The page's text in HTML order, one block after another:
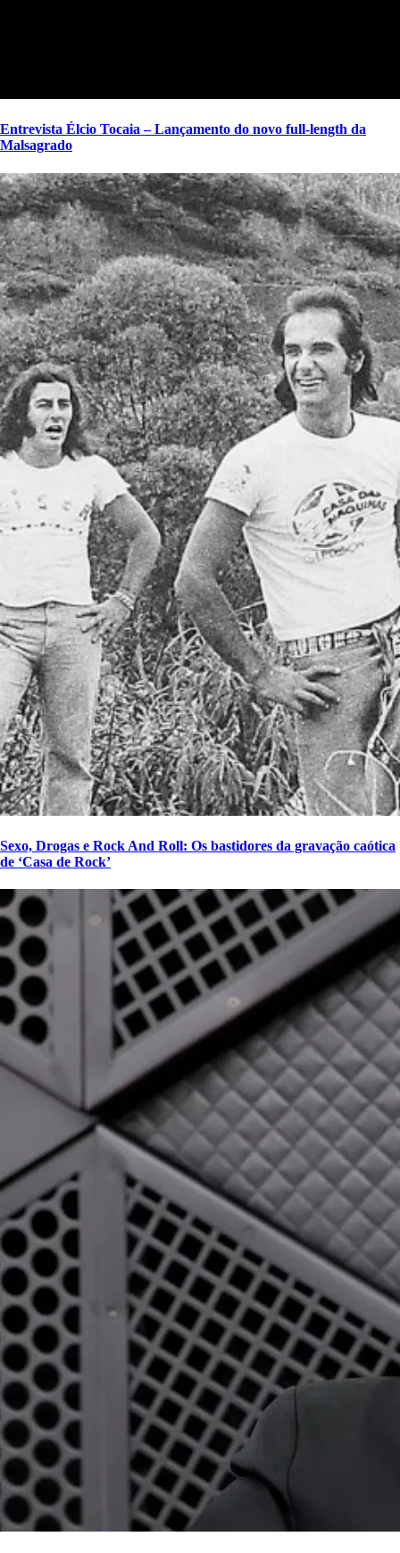
Entrevista Élcio Tocaia – Lançamento do novo full-length da
Malsagrado
Sexo, Drogas e Rock And Roll: Os bastidores da gravação caótica
de ‘Casa de Rock’